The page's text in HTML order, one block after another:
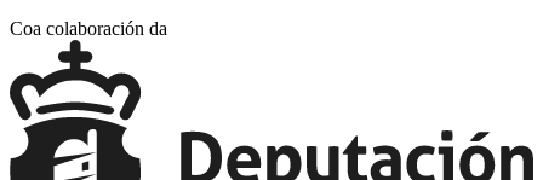
Coa colaboración da